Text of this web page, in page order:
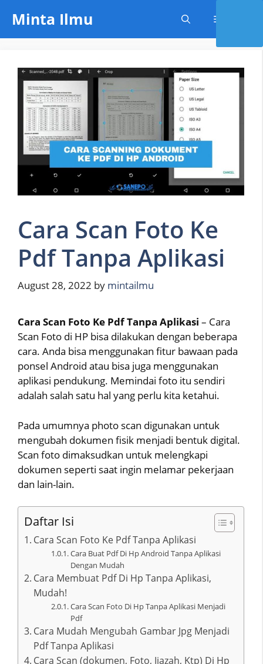
content
Minta Ilmu
Cara Scan Foto Ke
Pdf Tanpa Aplikasi
August 28, 2022 by mintailmu
Cara Scan Foto Ke Pdf Tanpa Aplikasi – Cara
Scan Foto di HP bisa dilakukan dengan beberapa
cara. Anda bisa menggunakan fitur bawaan pada
ponsel Android atau bisa juga menggunakan
aplikasi pendukung. Memindai foto itu sendiri
adalah salah satu hal yang perlu kita ketahui.
Pada umumnya photo scan digunakan untuk
mengubah dokumen fisik menjadi bentuk digital.
Scan foto dimaksudkan untuk melengkapi
dokumen seperti saat ingin melamar pekerjaan
dan lain-lain.
Daftar Isi
Cara Scan Foto Ke Pdf Tanpa Aplikasi
Cara Buat Pdf Di Hp Android Tanpa Aplikasi
Dengan Mudah
Cara Membuat Pdf Di Hp Tanpa Aplikasi,
Mudah!
Cara Scan Foto Di Hp Tanpa Aplikasi Menjadi
Pdf
Cara Mudah Mengubah Gambar Jpg Menjadi
Pdf Tanpa Aplikasi
Cara Scan (dokumen, Foto, Ijazah, Ktp) Di Hp